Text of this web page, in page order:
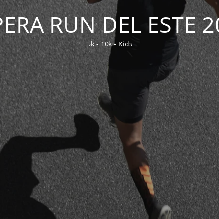
RUN DEL ESTE
5k - 10k - Kids